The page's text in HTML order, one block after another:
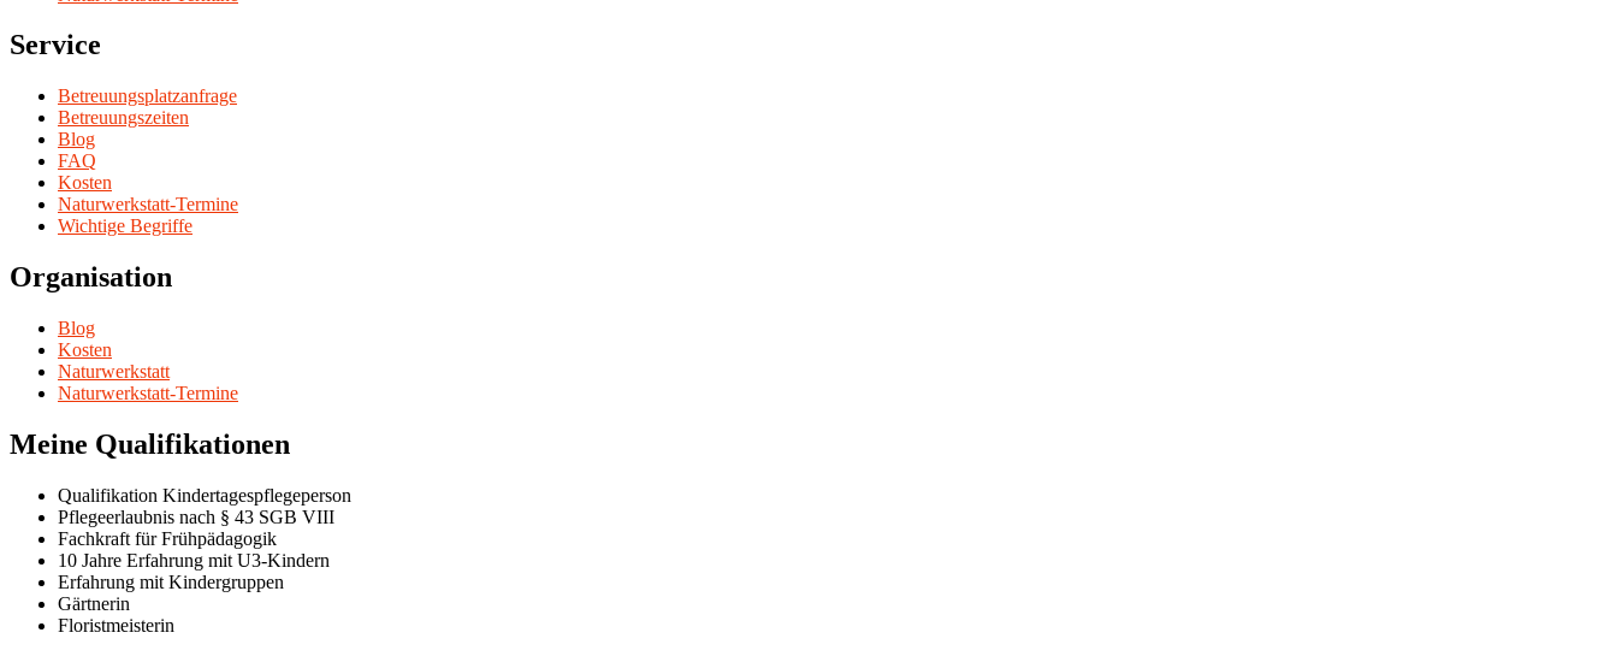
Service
Betreuungsplatzanfrage
Betreuungszeiten
Blog
FAQ
Kosten
Naturwerkstatt-Termine
Wichtige Begriffe
Organisation
Blog
Kosten
Naturwerkstatt
Naturwerkstatt-Termine
Meine Qualifikationen
Qualifikation Kindertagespflegeperson
Pflegeerlaubnis nach § 43 SGB VIII
Fachkraft für Frühpädagogik
10 Jahre Erfahrung mit U3-Kindern
Erfahrung mit Kindergruppen
Gärtnerin
Floristmeisterin